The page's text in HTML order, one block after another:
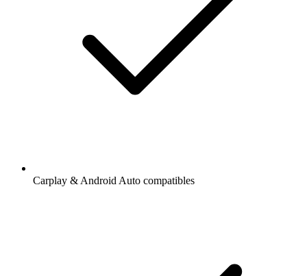
Carplay & Android Auto compatibles